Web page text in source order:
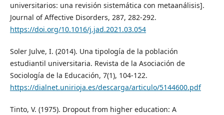
universitarios: una revisión sistemática con metaanálisis].
Journal of Affective Disorders, 287, 282-292.
https://doi.org/10.1016/j.jad.2021.03.054
Soler Julve, I. (2014). Una tipología de la población
estudiantil universitaria. Revista de la Asociación de
Sociología de la Educación, 7(1), 104-122.
https://dialnet.unirioja.es/descarga/articulo/5144600.pdf
Tinto, V. (1975). Dropout from higher education: A